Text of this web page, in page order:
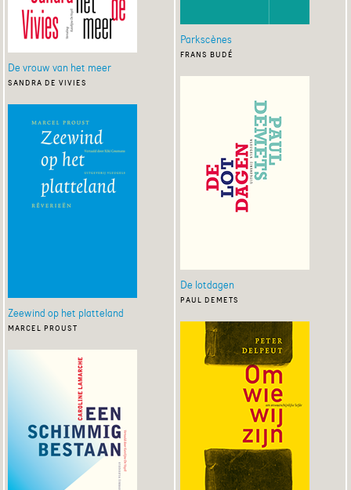
De vrouw van het meer
sandra de vivies
Zeewind op het platteland
marcel proust
Parkscènes
frans budé
De lotdagen
paul demets